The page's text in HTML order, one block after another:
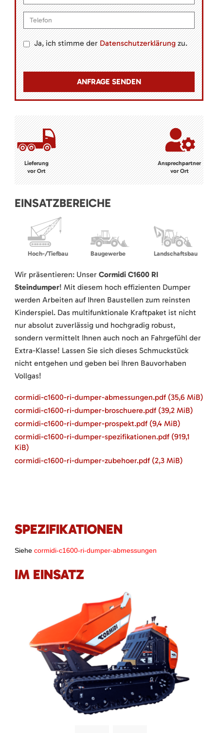
Ja, ich stimme derDatenschutzerklärungzu.
Lieferung
vor Ort
Ansprechpartner
vor Ort
EINSATZBEREICHE
Hoch-/Tiefbau Baugewerbe Landschaftsbau
Wir präsentieren: Unser Cormidi C1600 RI
Steindumper! Mit diesem hoch effizienten Dumper
werden Arbeiten auf Ihren Baustellen zum reinsten
Kinderspiel. Das multifunktionale Kraftpaket ist nicht
nur absolut zuverlässig und hochgradig robust,
sondern vermittelt Ihnen auch noch an Fahrgefühl der
Extra-Klasse! Lassen Sie sich dieses Schmuckstück
nicht entgehen und geben bei Ihren Bauvorhaben
Vollgas!
cormidi-c1600-ri-dumper-abmessungen.pdf (35,6 MiB)
cormidi-c1600-ri-dumper-broschuere.pdf (39,2 MiB)
cormidi-c1600-ri-dumper-prospekt.pdf (9,4 MiB)
cormidi-c1600-ri-dumper-spezifikationen.pdf (919,1
KiB)
cormidi-c1600-ri-dumper-zubehoer.pdf (2,3 MiB)
SPEZIFIKATIONEN
Siehe cormidi-c1600-ri-dumper-abmessungen
IM EINSATZ